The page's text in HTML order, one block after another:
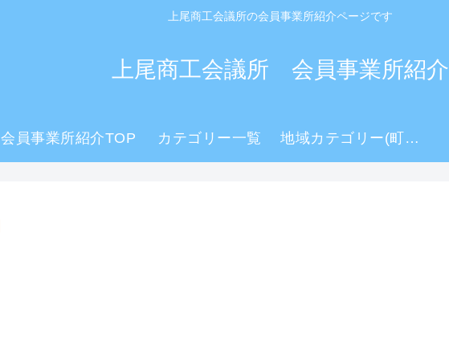
上尾商工会議所の会員事業所紹介ページです
上尾商工会議所 会員事業所紹介
会員事業所紹介TOP カテゴリー一覧 地域カテゴリー(町名)